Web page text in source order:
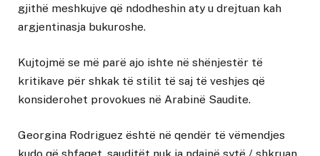
gjithë meshkujve që ndodheshin aty u drejtuan kah
argjentinasja bukuroshe.
Kujtojmë se më parë ajo ishte në shënjestër të
kritikave për shkak të stilit të saj të veshjes që
konsiderohet provokues në Arabinë Saudite.
Georgina Rodriguez është në qendër të vëmendjes